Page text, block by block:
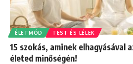
ÉLETMÓD TEST ÉS LÉLEK
15 szokás, aminek elhagyásával
életed minőségén!